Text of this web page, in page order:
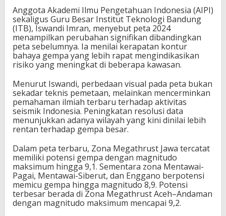
Anggota Akademi Ilmu Pengetahuan Indonesia (AIPI)
sekaligus Guru Besar Institut Teknologi Bandung
(ITB), Iswandi Imran, menyebut peta 2024
menampilkan perubahan signifikan dibandingkan
peta sebelumnya. Ia menilai kerapatan kontur
bahaya gempa yang lebih rapat mengindikasikan
risiko yang meningkat di beberapa kawasan.
Menurut Iswandi, perbedaan visual pada peta bukan
sekadar teknis pemetaan, melainkan mencerminkan
pemahaman ilmiah terbaru terhadap aktivitas
seismik Indonesia. Peningkatan resolusi data
menunjukkan adanya wilayah yang kini dinilai lebih
rentan terhadap gempa besar.
Dalam peta terbaru, Zona Megathrust Jawa tercatat
memiliki potensi gempa dengan magnitudo
maksimum hingga 9,1. Sementara zona Mentawai-
Pagai, Mentawai-Siberut, dan Enggano berpotensi
memicu gempa hingga magnitudo 8,9. Potensi
terbesar berada di Zona Megathrust Aceh–Andaman
dengan magnitudo maksimum mencapai 9,2.